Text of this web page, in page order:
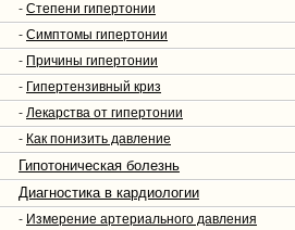
- Степени гипертонии
- Симптомы гипертонии
- Причины гипертонии
- Гипертензивный криз
- Лекарства от гипертонии
- Как понизить давление
Гипотоническая болезнь
Диагностика в кардиологии
- Измерение артериального давления